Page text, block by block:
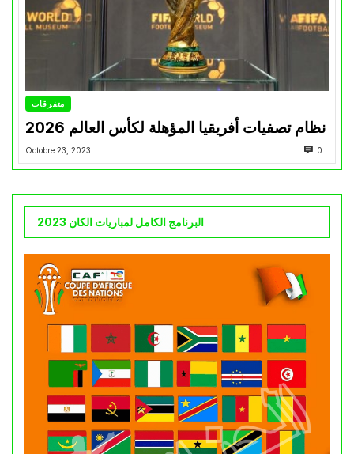
متفرقات
نظام تصفيات أفريقيا المؤهلة لكأس العالم 2026
Octobre 23, 2023 0
البرنامج الكامل لمباريات الكان 2023